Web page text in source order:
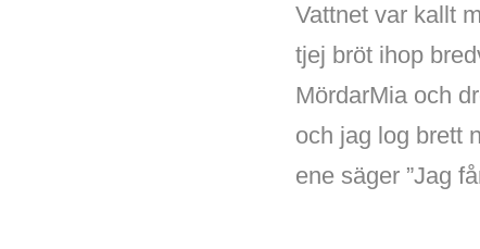
Vattnet var kallt
tjej bröt ihop
MördarMia och
och jag log brett
ene säger ”Jag